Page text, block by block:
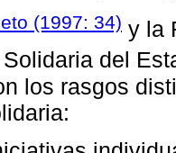
(1997: 34) y la
del
los rasgos